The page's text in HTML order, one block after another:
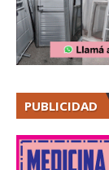
PUBLICIDAD